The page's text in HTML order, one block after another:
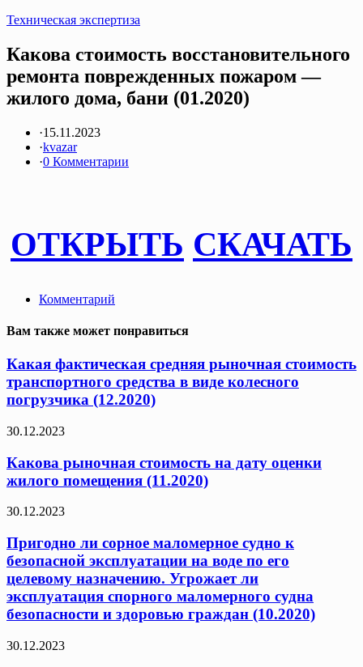
Техническая экспертиза
Какова стоимость восстановительного
ремонта поврежденных пожаром —
жилого дома, бани (01.2020)
·15.11.2023
·kvazar
·0 Комментарии
ОТКРЫТЬ СКАЧАТЬ
Комментарий
Вам также может понравиться
Какая фактическая средняя рыночная стоимость
транспортного средства в виде колесного
погрузчика (12.2020)
30.12.2023
Какова рыночная стоимость на дату оценки
жилого помещения (11.2020)
30.12.2023
Пригодно ли сорное маломерное судно к
безопасной эксплуатации на воде по его
целевому назначению. Угрожает ли
эксплуатация спорного маломерного судна
безопасности и здоровью граждан (10.2020)
30.12.2023